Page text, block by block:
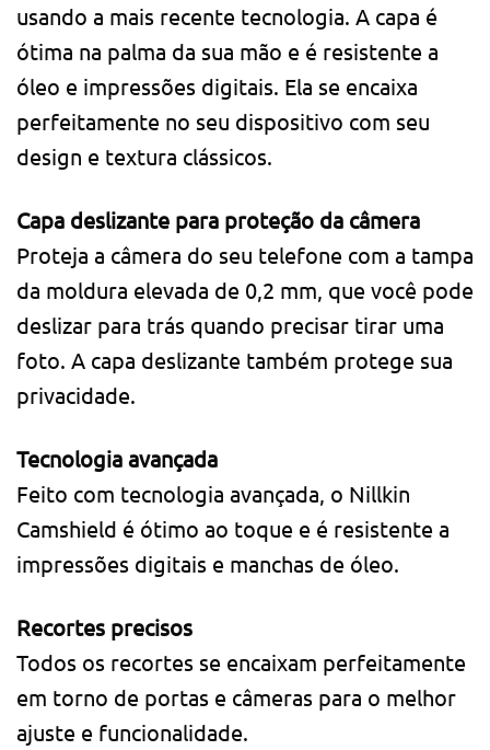
usando a mais recente tecnologia. A capa é
ótima na palma da sua mão e é resistente a
óleo e impressões digitais. Ela se encaixa
perfeitamente no seu dispositivo com seu
design e textura clássicos.
Capa deslizante para proteção da câmera
Proteja a câmera do seu telefone com a tampa
da moldura elevada de 0,2 mm, que você pode
deslizar para trás quando precisar tirar uma
foto. A capa deslizante também protege sua
privacidade.
Tecnologia avançada
Feito com tecnologia avançada, o Nillkin
Camshield é ótimo ao toque e é resistente a
impressões digitais e manchas de óleo.
Recortes precisos
Todos os recortes se encaixam perfeitamente
em torno de portas e câmeras para o melhor
ajuste e funcionalidade.